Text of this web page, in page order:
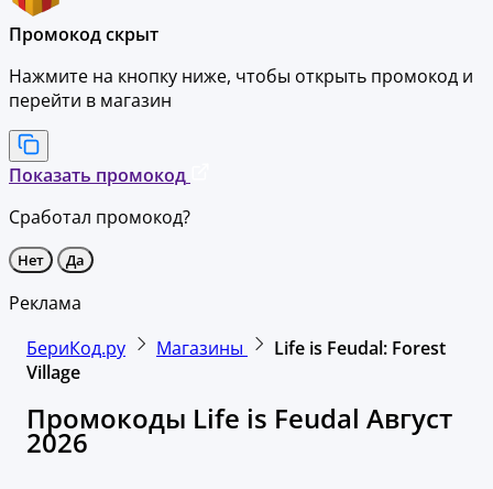
Промокод скрыт
Нажмите на кнопку ниже, чтобы открыть промокод и
перейти в магазин
Показать промокод
Сработал промокод?
Нет Да
Реклама
БериКод.ру
Магазины
Life is Feudal: Forest
Village
Промокоды Life is Feudal Август
2026